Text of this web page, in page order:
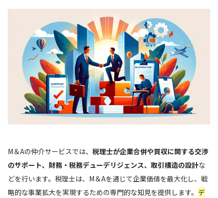
M＆Aの仲介サービスでは、 税理士が企業合併や買収に関する交渉
のサポート、財務・税務デューデリジェンス、取引構造の設計な
どを行います。税理士は、M＆Aを通じて企業価値を最大化し、戦
略的な事業拡大を実現するための専門的な知見を提供します。 デ